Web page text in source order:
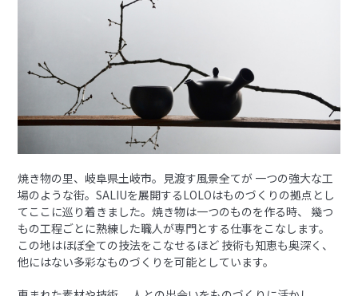
焼き物の里、岐阜県土岐市。見渡す風景全てが 一つの強大な工
場のような街。SALIUを展開するLOLOはものづくりの拠点とし
てここに巡り着きました。焼き物は一つのものを作る時、 幾つ
もの工程ごとに熟練した職人が専門とする仕事をこなします。
この地はほぼ全ての技法をこなせるほど 技術も知恵も奥深く、
他にはない多彩なものづくりを可能としています。